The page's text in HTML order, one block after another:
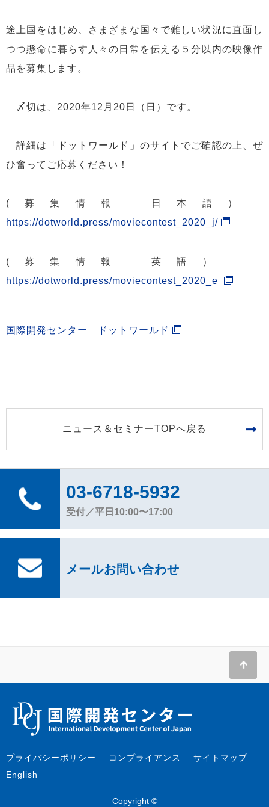
途上国をはじめ、さまざまな国々で難しい状況に直面し
つつ懸命に暮らす人々の日常を伝える５分以内の映像作
品を募集します。
〆切は、2020年12月20日（日）です。
詳細は「ドットワールド」のサイトでご確認の上、ぜ
ひ奮ってご応募ください！
(募集情報 日本語）
https://dotworld.press/moviecontest_2020_j/
(募集情報 英語）
https://dotworld.press/moviecontest_2020_e
国際開発センター ドットワールド
ニュース＆セミナーTOPへ戻る
03-6718-5932
受付／平日10:00〜17:00
メールお問い合わせ
プライバシーポリシー コンプライアンス
サイトマップ
English
Copyright ©